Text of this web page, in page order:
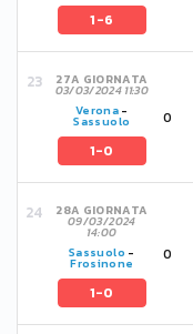
1-6
27A GIORNATA
03/03/2024 11:30
Verona -
Sassuolo
1-0
0
28A GIORNATA
09/03/2024
14:00
Sassuolo -
Frosinone
1-0
0